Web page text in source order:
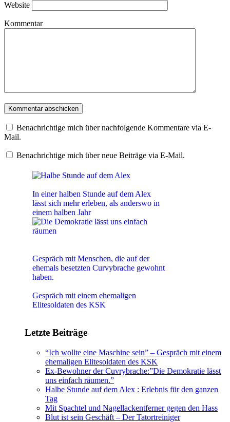
Website
Kommentar
Benachrichtige mich über nachfolgende Kommentare via E-
Mail.
Benachrichtige mich über neue Beiträge via E-Mail.
In einer halben Stunde auf dem Alex
lässt sich mehr erleben, als anderswo in
einem halben Jahr
Gespräch mit Menschen, die auf der
ehemals besetzten Curvybrache gewohnt
haben.
Gespräch mit einem ehemaligen
Elitesoldaten des KSK
Letzte Beiträge
“Ich wollte eine Maschine sein” – Gespräch mit einem
ehemaligen Elitesoldaten des KSK
Ex-Bewohner der Cuvrybrache:”Die Demokratie lässt
uns einfach räumen.”
Halbe Stunde auf dem Alex : Erlebnis für den ganzen
Tag
Mit Spachtel und Nagellackentferner gegen den Hass
Blut ist sein Geschäft – Der Tatortreiniger